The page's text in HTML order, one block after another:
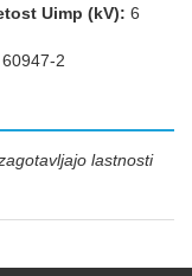
Uimp (kV): 6
2
lastnosti